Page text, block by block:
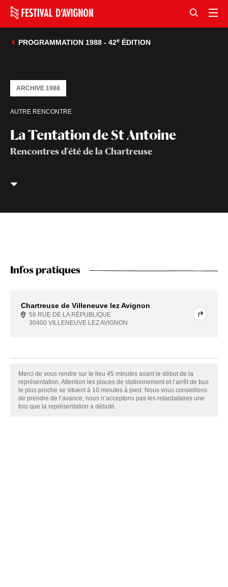
PROGRAMMATION 1988 - 42eÉDITION
La Tentation de St Antoine
Rencontres d'été de la Chartreuse
AUTRE RENCONTRE
ARCHIVE 1988
Infos pratiques
Chartreuse de Villeneuve lez Avignon
58 RUE DE LA RÉPUBLIQUE
30400 VILLENEUVE LEZ AVIGNON
Merci de vous rendre sur le lieu 45 minutes avant le début de la
représentation. Attention les places de stationnement et l’arrêt de bus
le plus proche se situent à 10 minutes à pied. Nous vous conseillons
de prendre de l’avance, nous n’acceptons pas les retardataires une
fois que la représentation a débuté.